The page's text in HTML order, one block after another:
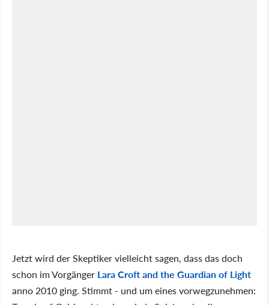
Jetzt wird der Skeptiker vielleicht sagen, dass das doch
schon im Vorgänger Lara Croft and the Guardian of Light
anno 2010 ging. Stimmt - und um eines vorwegzunehmen: